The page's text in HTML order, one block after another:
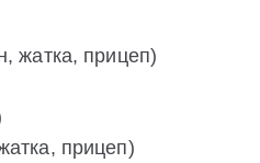
жатка, прицеп)
прицеп)